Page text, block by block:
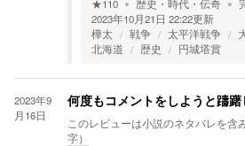
★110 歴史・時代・伝奇
2023年10月21日 22:22更新
樺太
戦争 太平洋戦争
北海道
歴史 円城塔賞
2023年9
月16日
何度もコメントをしようと躊
このレビューは小説のネタバレを含
字）